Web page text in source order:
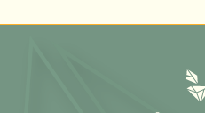
scelte